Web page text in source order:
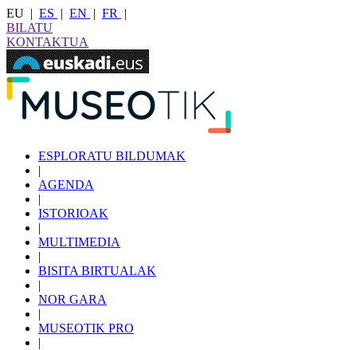
EU | ES | EN | FR
|
BILATU
KONTAKTUA
ESPLORATU BILDUMAK
|
AGENDA
|
ISTORIOAK
|
MULTIMEDIA
|
BISITA BIRTUALAK
|
NOR GARA
|
MUSEOTIK PRO
|